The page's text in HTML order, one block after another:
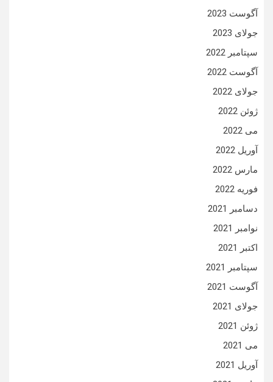
آگوست 2023
جولای 2023
سپتامبر 2022
آگوست 2022
جولای 2022
ژوئن 2022
می 2022
آوریل 2022
مارس 2022
فوریه 2022
دسامبر 2021
نوامبر 2021
اکتبر 2021
سپتامبر 2021
آگوست 2021
جولای 2021
ژوئن 2021
می 2021
آوریل 2021